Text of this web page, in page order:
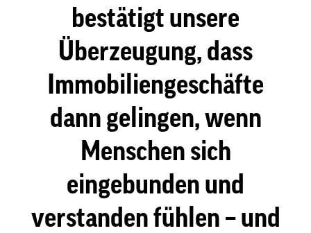
bestätigt unsere
Überzeugung, dass
Immobiliengeschäfte
dann gelingen, wenn
Menschen sich
eingebunden und
verstanden fühlen – und